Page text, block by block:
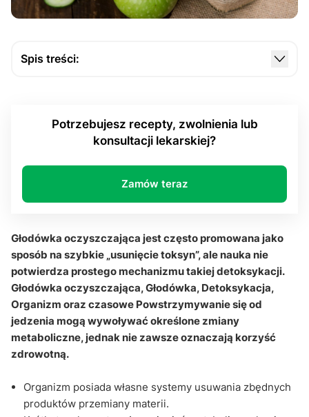
Spis treści:
Czy organizm potrzebuje głodówki do
detoksykacji?
Co dzieje się z organizmem podczas krótkiej
Q&A
Potrzebujesz recepty, zwolnienia lub
konsultacji lekarskiej?
Zamów teraz
Głodówka oczyszczająca jest często promowana jako
sposób na szybkie „usunięcie toksyn”, ale nauka nie
potwierdza prostego mechanizmu takiej detoksykacji.
Głodówka oczyszczająca, Głodówka, Detoksykacja,
Organizm oraz czasowe Powstrzymywanie się od
jedzenia mogą wywoływać określone zmiany
metaboliczne, jednak nie zawsze oznaczają korzyść
zdrowotną.
Organizm posiada własne systemy usuwania zbędnych
produktów przemiany materii.